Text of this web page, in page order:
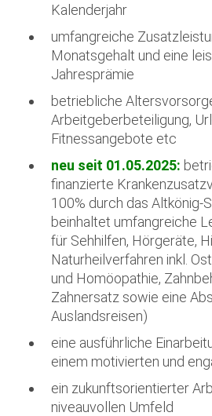
Kalenderjahr
umfangreiche
Monatsgehalt und eine
Jahresprämie
betriebliche
Arbeitgeberbeteiligung,
Fitnessangebote etc
neu seit 01.05.2025:
finanzierte
100% durch das Altkönig-
beinhaltet umfangreiche
für Sehhilfen, Hörgeräte,
Naturheilverfahren inkl.
und Homöopathie,
Zahnersatz sowie eine
Auslandsreisen)
eine ausführliche
einem motivierten und
ein zukunftsorientierter
niveauvollen Umfeld